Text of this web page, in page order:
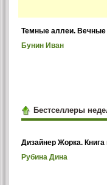
Темные аллеи. Вечные
Бунин Иван
Бестселлеры
Дизайнер Жорка.
Рубина Дина